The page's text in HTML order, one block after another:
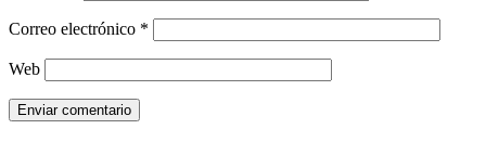
Correo electrónico *
Web
Enviar comentario